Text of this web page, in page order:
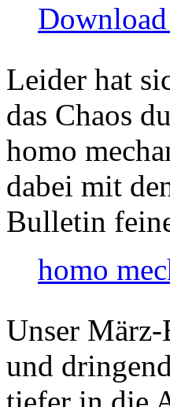
Leider hat
das Chaos
homo
dabei mit
Bulletin
homo
Unser
und